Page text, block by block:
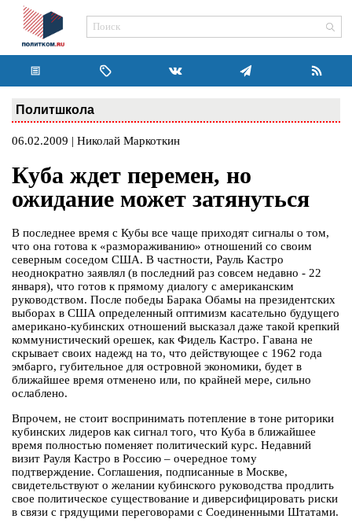
Политшкола
06.02.2009 | Николай Маркоткин
Куба ждет перемен, но
ожидание может затянуться
В последнее время с Кубы все чаще приходят сигналы о том,
что она готова к «размораживанию» отношений со своим
северным соседом США. В частности, Рауль Кастро
неоднократно заявлял (в последний раз совсем недавно - 22
января), что готов к прямому диалогу с американским
руководством. После победы Барака Обамы на президентских
выборах в США определенный оптимизм касательно будущего
американо-кубинских отношений высказал даже такой крепкий
коммунистический орешек, как Фидель Кастро. Гавана не
скрывает своих надежд на то, что действующее с 1962 года
эмбарго, губительное для островной экономики, будет в
ближайшее время отменено или, по крайней мере, сильно
ослаблено.
Впрочем, не стоит воспринимать потепление в тоне риторики
кубинских лидеров как сигнал того, что Куба в ближайшее
время полностью поменяет политический курс. Недавний
визит Рауля Кастро в Россию – очередное тому
подтверждение. Соглашения, подписанные в Москве,
свидетельствуют о желании кубинского руководства продлить
свое политическое существование и диверсифицировать риски
в связи с грядущими переговорами с Соединенными Штатами.